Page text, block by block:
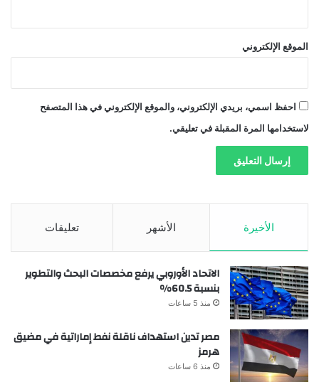
الموقع الإلكتروني
احفظ اسمي، بريدي الإلكتروني، والموقع الإلكتروني في هذا المتصفح
لاستخدامها المرة المقبلة في تعليقي.
الأخيرة الأشهر تعليقات
الاتحاد الأوروبي يرفع مخصصات البحث والتطوير
بنسبة 60.5%
منذ 5 ساعات
مصر تدين استهداف ناقلة نفط إماراتية في مضيق
هرمز
منذ 6 ساعات